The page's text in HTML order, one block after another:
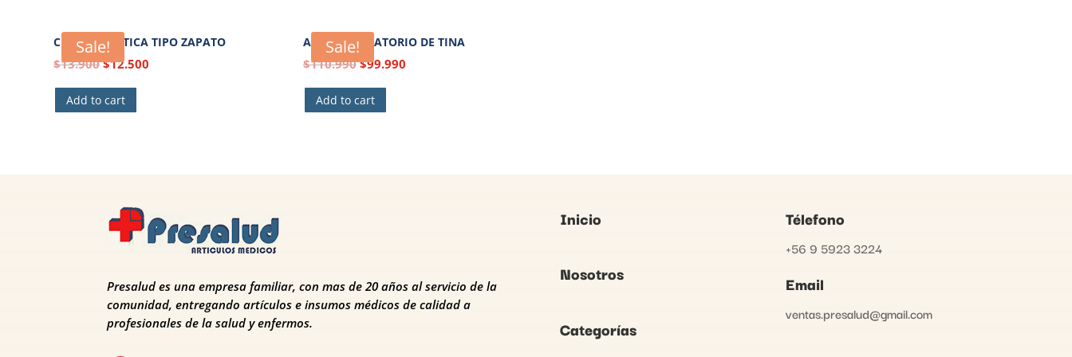
Sale!
CHATA PLASTICA TIPO ZAPATO
$13.900 $12.500
Add to cart
Sale!
ASIENTO GIRATORIO DE TINA
$110.990 $99.990
Add to cart
Presalud es una empresa familiar, con mas de 20 años al servicio de la
comunidad, entregando artículos e insumos médicos de calidad a
profesionales de la salud y enfermos.
Inicio
Nosotros
Categorías
Télefono
+56 9 5923 3224
Email
ventas.presalud@gmail.com